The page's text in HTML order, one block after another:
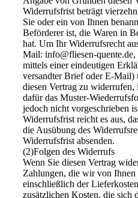
Widerrufsfrist beträgt
Sie oder ein von Ihnen
Beförderer ist, die Waren in
hat. Um Ihr Widerrufsrecht
Mail: info@fliesen-
mittels einer eindeutigen
versandter Brief oder E-Mail)
diesen Vertrag zu
dafür das Muster-
jedoch nicht vorgeschrieben
Widerrufsfrist reicht es aus,
die Ausübung des
Widerrufsfrist absenden.
(2)Folgen des Widerrufs
Wenn Sie diesen Vertrag
Zahlungen, die wir von Ihnen
einschließlich der
zusätzlichen Kosten, die sich